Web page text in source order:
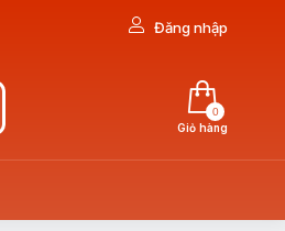
Đăng nhập
Giỏ hàng
0